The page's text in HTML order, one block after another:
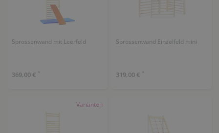
Sprossenwand mit Leerfeld
369,00 € *
Sprossenwand Einzelfeld mini
319,00 € *
Varianten